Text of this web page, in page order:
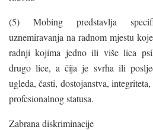
(5) Mobing predstavlja
uznemiravanja na radnom mjestu
radnji kojima jedno ili više lica
drugo lice, a čija je svrha ili
ugleda, časti, dostojanstva,
profesionalnog statusa.
Zabrana diskriminacije